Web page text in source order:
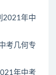
2021年中
考几何专
年中考